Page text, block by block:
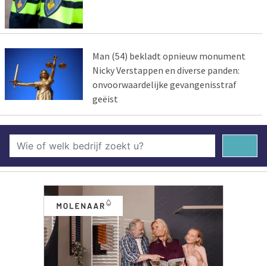
Man (54) bekladt opnieuw monument
Nicky Verstappen en diverse panden:
onvoorwaardelijke gevangenisstraf
geëist